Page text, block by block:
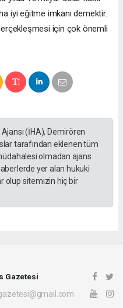
iyi eğitme imkanı demektir.
için çok önemli
(İHA), Demirören
tarafından eklenen tüm
olmadan ajans
yer alan hukuki
olup sitemizin hiç bir
Gazetesi